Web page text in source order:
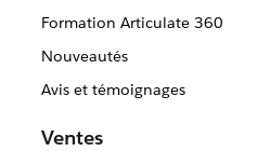
Formation Articulate 360
Nouveautés
Avis et témoignages
Ventes